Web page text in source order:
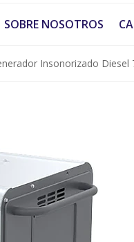
SOBRE NOSOTROS
Insonorizado Diesel